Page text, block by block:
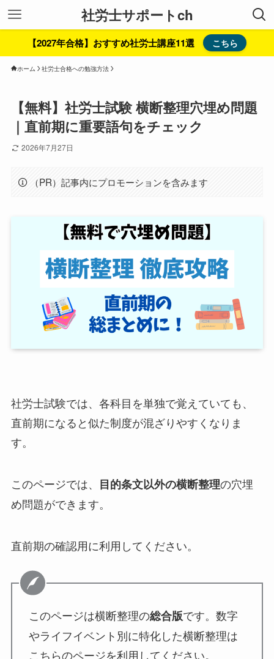
社労士サポートch
【2027年合格】おすすめ社労士講座11選 こちら
ホーム 社労士合格への勉強方法
【無料】社労士試験 横断整理穴埋め問題
｜直前期に重要語句をチェック
2026年7月27日
（PR）記事内にプロモーションを含みます
社労士試験では、各科目を単独で覚えていても、
直前期になると似た制度が混ざりやすくなりま
す。
このページでは、 目的条文以外の横断整理の穴埋
め問題ができます。
直前期の確認用に利用してください。
このページは横断整理の総合版です。数字
やライフイベント別に特化した横断整理は
こちらのページを利用してください。